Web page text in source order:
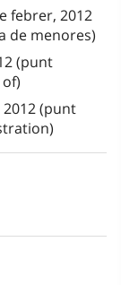
febrer, 2012
de menores)
(punt
2012 (punt